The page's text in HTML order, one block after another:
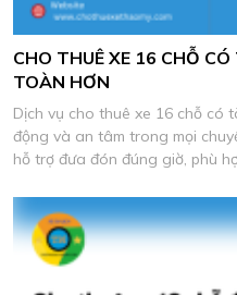
CHO THUÊ XE 16 CHỖ
TOÀN HƠN
Dịch vụ cho thuê xe 16 chỗ có
động và an tâm trong mọi
hỗ trợ đưa đón đúng giờ, phù